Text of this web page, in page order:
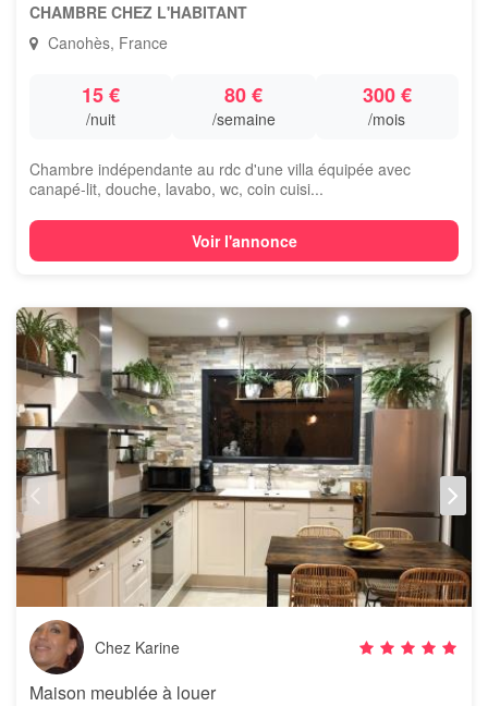
CHAMBRE CHEZ L'HABITANT
Canohès, France
15 €
/nuit
80 €
/semaine
300 €
/mois
Chambre indépendante au rdc d'une villa équipée avec
canapé-lit, douche, lavabo, wc, coin cuisi...
Voir l'annonce
Chez Karine
Maison meublée à louer